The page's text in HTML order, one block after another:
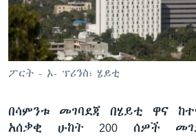
ቋንቋዎች
ፖርት - ኦ- ፕሪንስ፣ ሄይቲ
በሳምንቱ መገባደጃ በሄይቲ ዋና
አሰቃቂ ሁከት 200 ሰዎች